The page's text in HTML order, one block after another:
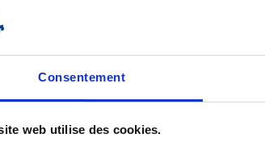
Consentement
web utilise des cookies.